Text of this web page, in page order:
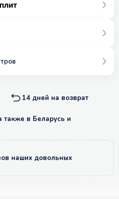
14 дней на возврат
также в Беларусь и
наших довольных